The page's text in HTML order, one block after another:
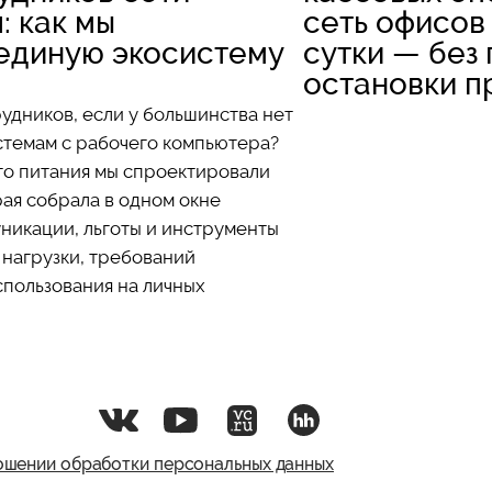
как мы
экосистему
если у большинства нет
с рабочего компьютера?
питания мы спроектировали
собрала в одном окне
льготы и инструменты
требований
на личных
сеть
сутки — без
остановки
обработки персональных данных